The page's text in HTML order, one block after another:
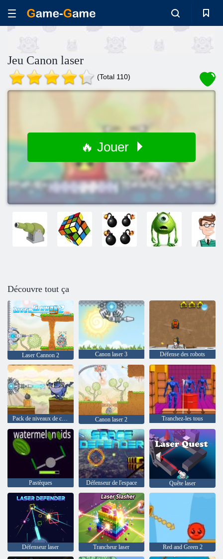
Jeu Canon laser
(Total 110)
🔥 Jouer
Découvre tout ça
Laser Cannon 2 Canon laser 3 Défense des robots
Pack de niveaux de canon laser Canon laser 2 Tranchez-les tous
Pastèques Défenseur de l'espace Quête laser
Défenseur laser Trancheur laser Red and Green 2